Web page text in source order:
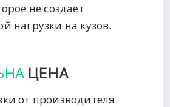
не создает
нагрузки на кузов.
ЦЕНА
от производителя